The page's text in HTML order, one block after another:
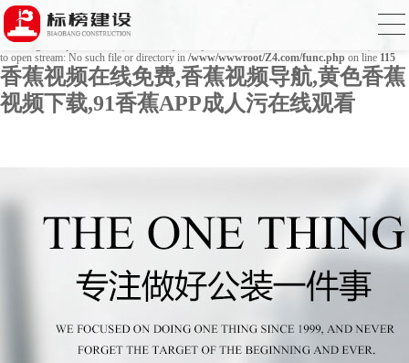
Warning : mkdir(): No space left on device in
Warning
to open stream: No such file or directory in /www/wwwroot/Z4.com/func.php on line 115
香蕉视频在线免费,香蕉视频导航,黄色香蕉
视频下载,91香蕉APP成人污在线观看